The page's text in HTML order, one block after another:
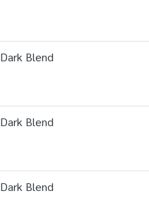
Dark Blend
Dark Blend
Dark Blend